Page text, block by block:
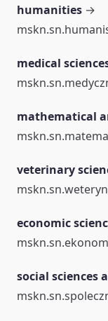
humanities →
medical
mathematical
veterinary
economic
social sciences